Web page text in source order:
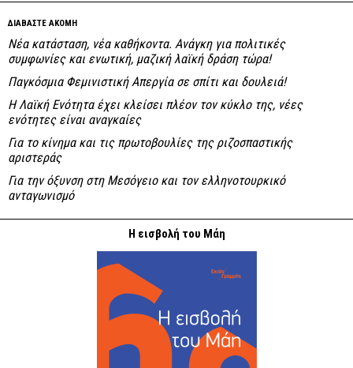
ΔΙΑΒΑΣΤΕ ΑΚΟΜΗ
Νέα κατάσταση, νέα καθήκοντα. Ανάγκη για πολιτικές
συμφωνίες και ενωτική, μαζική λαϊκή δράση τώρα!
Παγκόσμια Φεμινιστική Απεργία σε σπίτι και δουλειά!
Η Λαϊκή Ενότητα έχει κλείσει πλέον τον κύκλο της, νέες
ενότητες είναι αναγκαίες
Για το κίνημα και τις πρωτοβουλίες της ριζοσπαστικής
αριστεράς
Για την όξυνση στη Μεσόγειο και τον ελληνοτουρκικό
ανταγωνισμό
Η εισβολή του Μάη